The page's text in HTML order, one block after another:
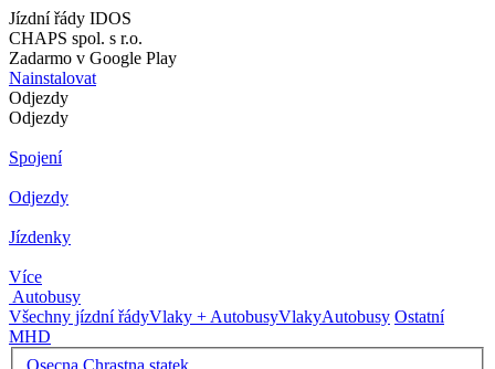
Jízdní řády IDOS
CHAPS spol. s r.o.
Zadarmo v Google Play
Nainstalovat
Odjezdy
Odjezdy
Spojení
Odjezdy
Jízdenky
Více
Autobusy
Všechny jízdní řádyVlaky + AutobusyVlakyAutobusy Ostatní
MHD
Osecna,Chrastna,statek